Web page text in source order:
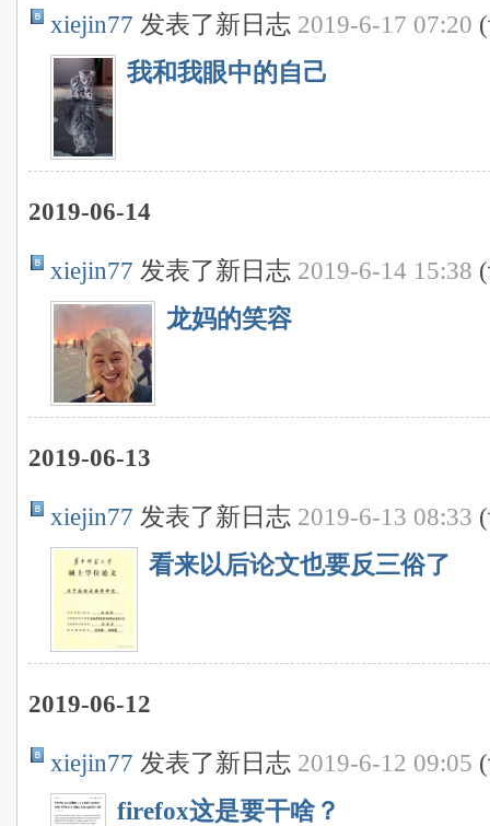
xiejin77 发表了新日志 2019-6-17 07:20 (
我和我眼中的自己
2019-06-14
xiejin77 发表了新日志 2019-6-14 15:38 (
龙妈的笑容
2019-06-13
xiejin77 发表了新日志 2019-6-13 08:33 (
看来以后论文也要反三俗了
2019-06-12
xiejin77 发表了新日志 2019-6-12 09:05 (
firefox这是要干啥？